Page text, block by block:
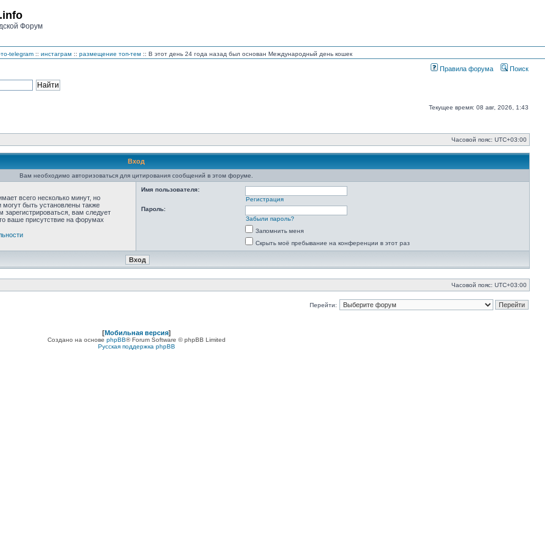
Форум
telegram :: инстаграм :: размещение топ-тем :: В этот день 24 года назад был основан Международный день кошек
Правила форума Поиск
Текущее время: 08 авг, 2026, 1:43
Часовой пояс: UTC+03:00
Вход
Вам необходимо авторизоваться для цитирования сообщений в этом форуме.
всего несколько минут, но
быть установлены также
зарегистрироваться, вам следует
ваше присутствие на форумах
Имя пользователя:
Регистрация
Пароль:
Забыли пароль?
Запомнить меня
Скрыть моё пребывание на конференции в этот раз
Часовой пояс: UTC+03:00
Перейти:
[Мобильная версия]
Создано на основе phpBB® Forum Software © phpBB Limited
Русская поддержка phpBB